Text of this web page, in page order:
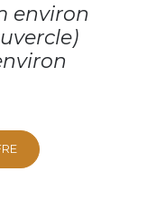
environ